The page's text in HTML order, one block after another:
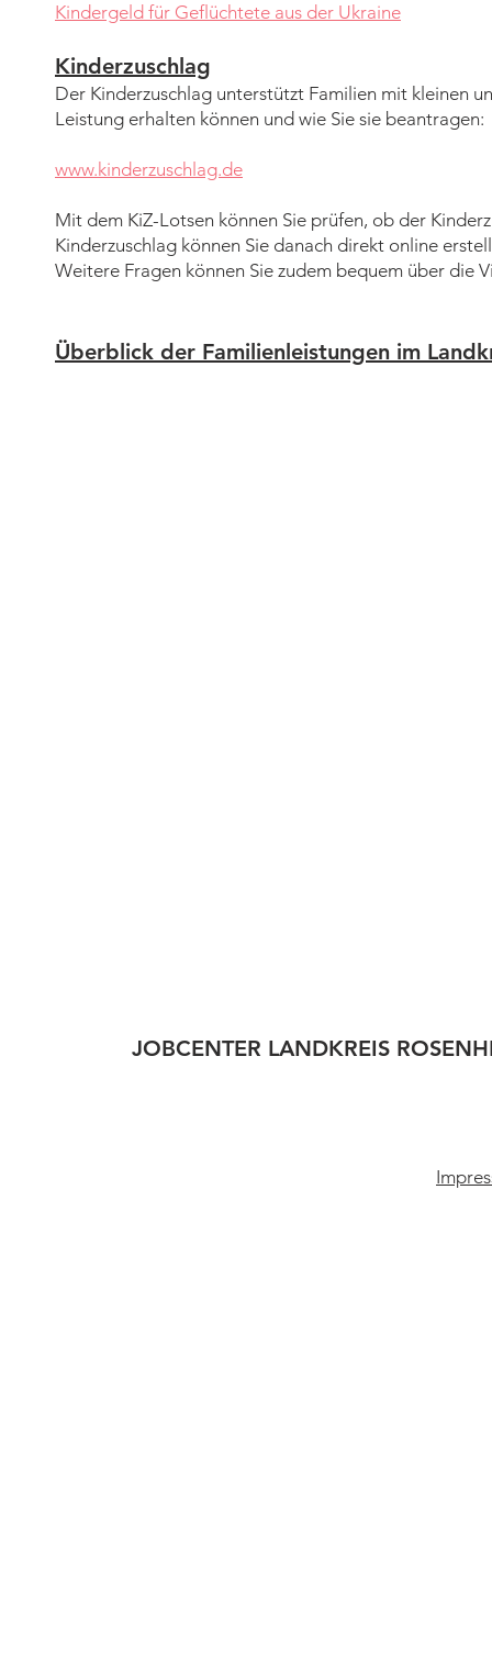
Kindergeld für Geflüchtete aus der Ukraine
Kinderzuschlag
Der Kinderzuschlag unterstützt Familien mit kleinen
Leistung erhalten können und wie Sie sie beantragen:
www.kinderzuschlag.de
Mit dem KiZ-Lotsen können Sie prüfen, ob der
Kinderzuschlag können Sie danach direkt online
Weitere Fragen können Sie zudem bequem über die
Überblick der Familienleistungen im
JOBCENTER LANDKREIS